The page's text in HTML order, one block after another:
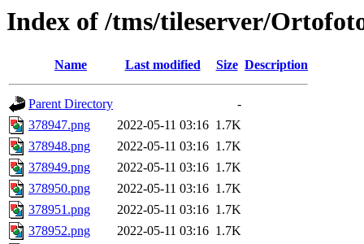
Index of /tms/tileserver/
Name Last modified Size Description
Parent Directory
-
378947.png
2022-05-11 03:16 1.7K
378948.png
2022-05-11 03:16 1.7K
378949.png
2022-05-11 03:16 1.7K
378950.png
2022-05-11 03:16 1.7K
378951.png
2022-05-11 03:16 1.7K
378952.png
2022-05-11 03:16 1.7K